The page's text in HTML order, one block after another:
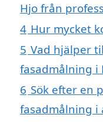
Hjo från
4 Hur mycket
5 Vad hjälper
fasadmålning i
6 Sök efter en
fasadmålning i